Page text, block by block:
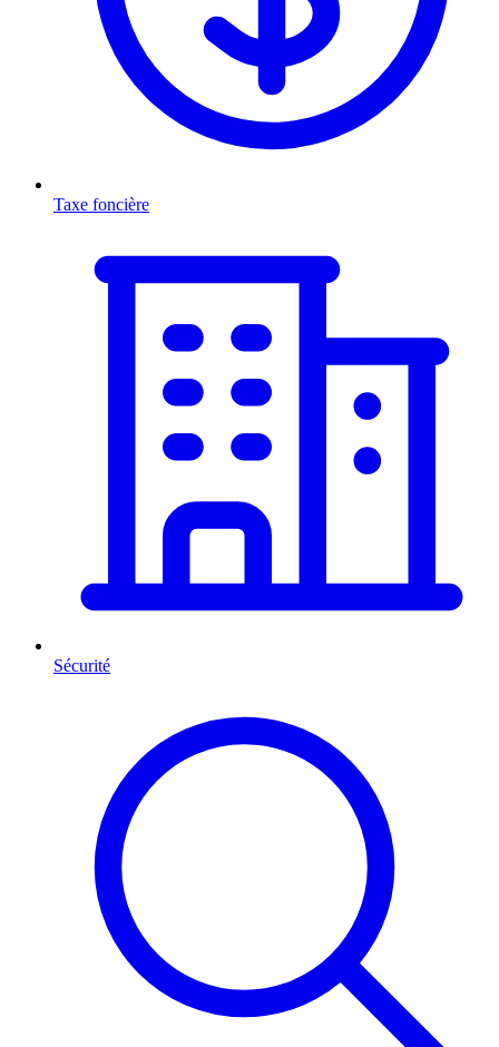
Taxe foncière
Sécurité